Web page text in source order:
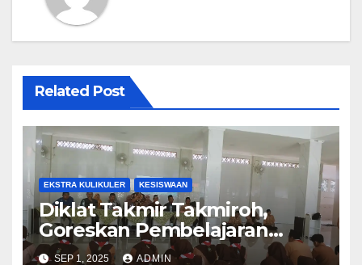
Related Post
EKSTRA KULIKULER KESISWAAN
Diklat Takmir Takmiroh,
Goreskan Pembelajaran
Mendalam dan Bermakna
SEP 1, 2025 ADMIN